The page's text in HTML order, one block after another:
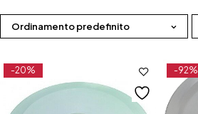
Ordinamento predefinito
-20% -92%